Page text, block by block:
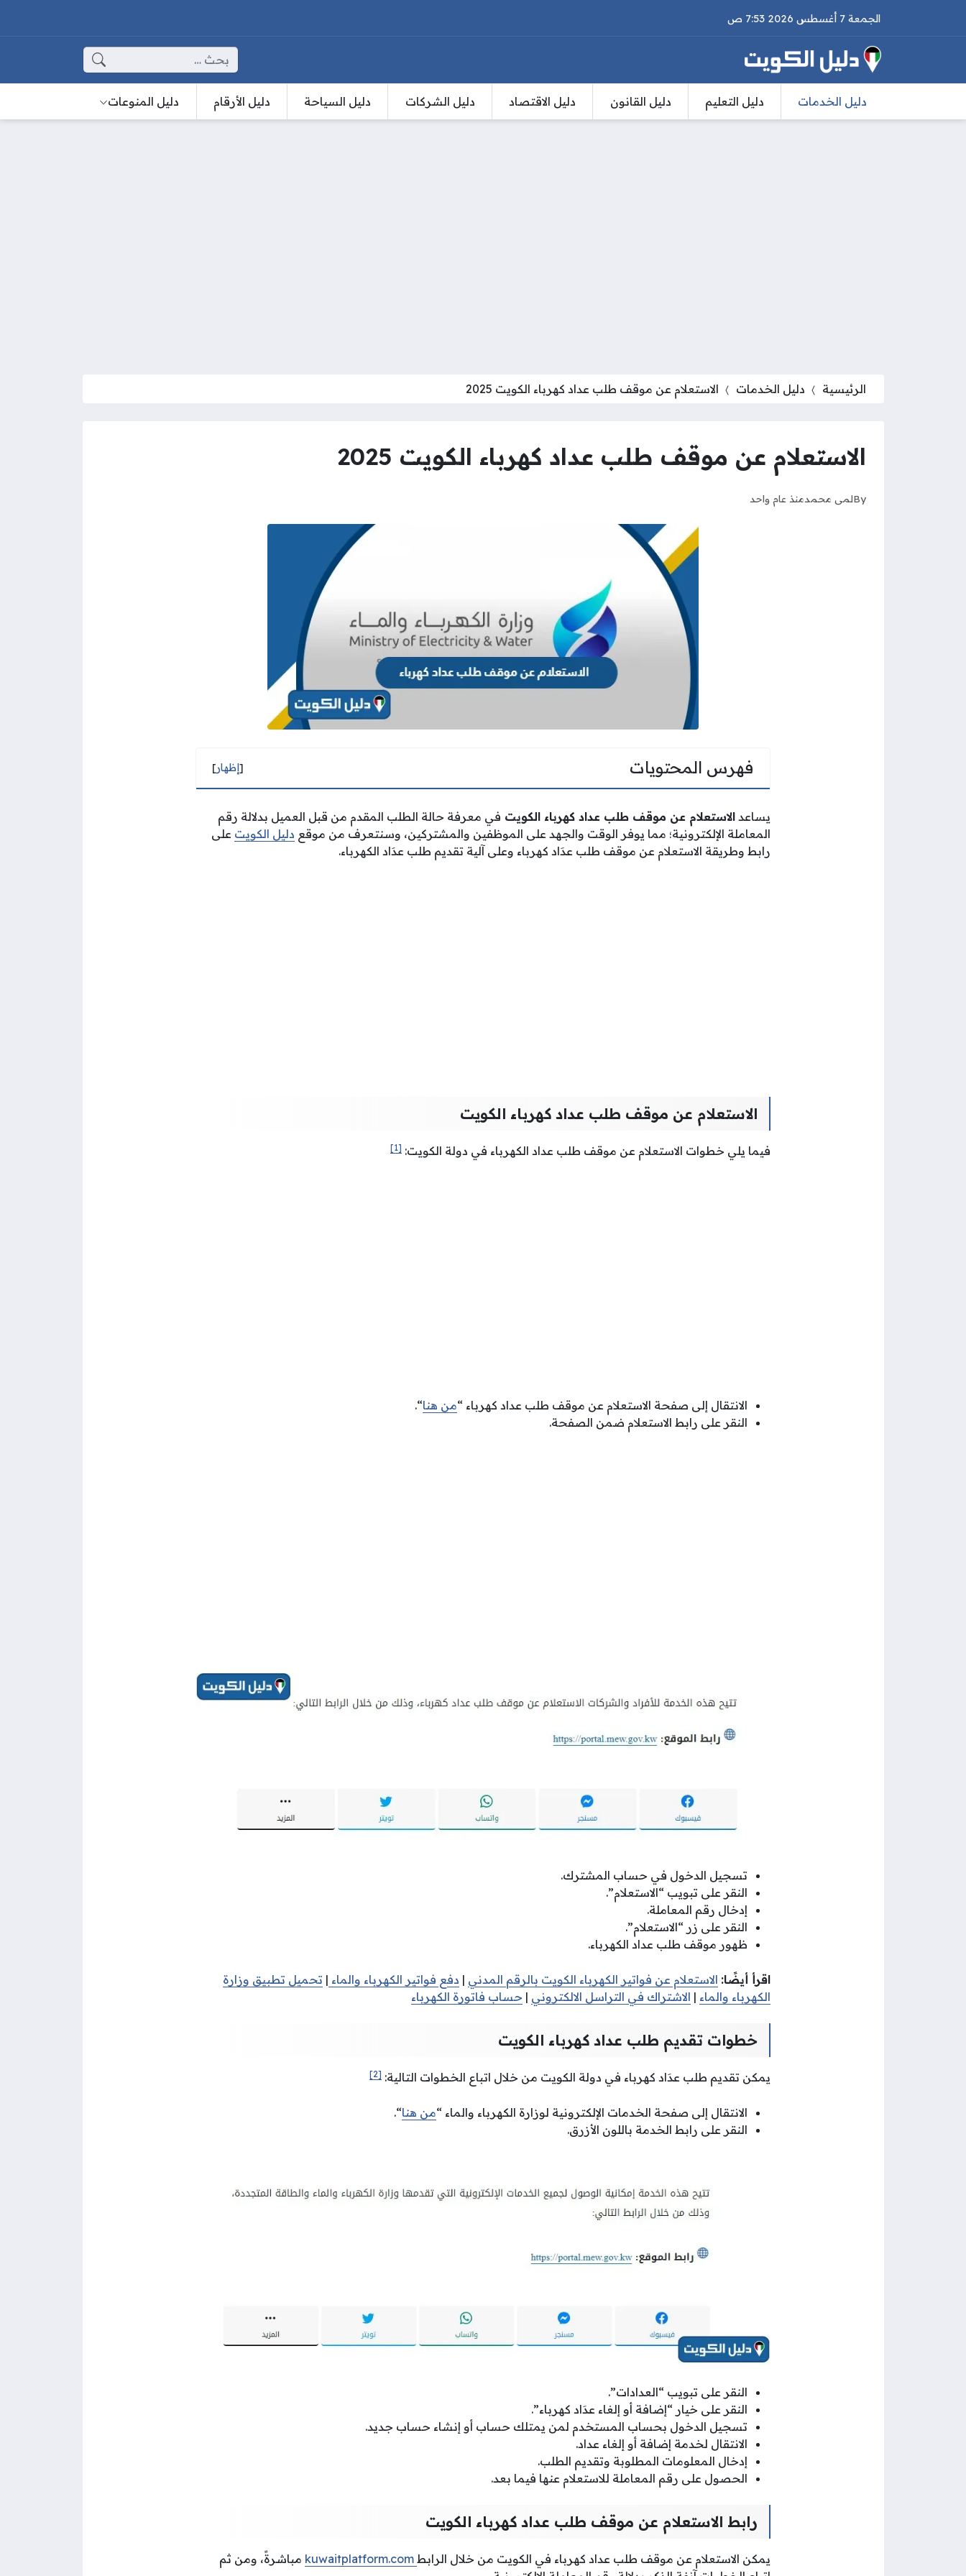
الجمعة 7 أغسطس 2026 7:53 ص
البحث عن:
دليل الخدمات دليل التعليم دليل القانون دليل الاقتصاد دليل الشركات دليل السياحة دليل الأرقام دليل المنوعات
الرئيسية دليل الخدمات الاستعلام عن موقف طلب عداد كهرباء الكويت 2025
الاستعلام عن موقف طلب عداد كهرباء الكويت 2025
Byلمى محمدمنذ عام واحد
فهرس المحتويات [إظهار]
يساعد الاستعلام عن موقف طلب عداد كهرباء الكويت في معرفة حالة الطلب المقدم من قبل العميل بدلالة رقم
المعاملة الإلكترونية؛ مما يوفر الوقت والجهد على الموظفين والمشتركين، وسنتعرف من موقع دليل الكويت على
رابط وطريقة الاستعلام عن موقف طلب عدَاد كهرباء وعلى آلية تقديم طلب عدَاد الكهرباء.
الاستعلام عن موقف طلب عداد كهرباء الكويت
فيما يلي خطوات الاستعلام عن موقف طلب عداد الكهرباء في دولة الكويت: [1]
الانتقال إلى صفحة الاستعلام عن موقف طلب عداد كهرباء “من هنا“.
النقر على رابط الاستعلام ضمن الصفحة.
تسجيل الدخول في حساب المشترك.
النقر على تبويب “الاستعلام”.
إدخال رقم المعاملة.
النقر على زر “الاستعلام”.
ظهور موقف طلب عداد الكهرباء.
اقرأ أيضًا: الاستعلام عن فواتير الكهرباء الكويت بالرقم المدني | دفع فواتير الكهرباء والماء | تحميل تطبيق وزارة
الكهرباء والماء | الاشتراك في التراسل الالكتروني | حساب فاتورة الكهرباء
خطوات تقديم طلب عداد كهرباء الكويت
يمكن تقديم طلب عدَاد كهرباء في دولة الكويت من خلال اتباع الخطوات التالية: [2]
الانتقال إلى صفحة الخدمات الإلكترونية لوزارة الكهرباء والماء “من هنا“.
النقر على رابط الخدمة باللون الأزرق.
النقر على تبويب “العدادات”.
النقر على خيار “إضافة أو إلغاء عدَاد كهرباء”.
تسجيل الدخول بحساب المستخدم لمن يمتلك حساب أو إنشاء حساب جديد.
الانتقال لخدمة إضافة أو إلغاء عداد.
إدخال المعلومات المطلوبة وتقديم الطلب.
الحصول على رقم المعاملة للاستعلام عنها فيما بعد.
رابط الاستعلام عن موقف طلب عداد كهرباء الكويت
يمكن الاستعلام عن موقف طلب عداد كهرباء في الكويت من خلال الرابط
مباشرةً، ومن ثم